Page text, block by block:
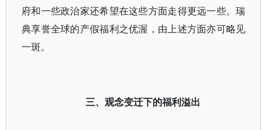
府和一些政治家还希望在这些方面走得更远一些。瑞
典享誉全球的产假福利之优渥，由上述方面亦可略见
一斑。
三、观念变迁下的福利溢出